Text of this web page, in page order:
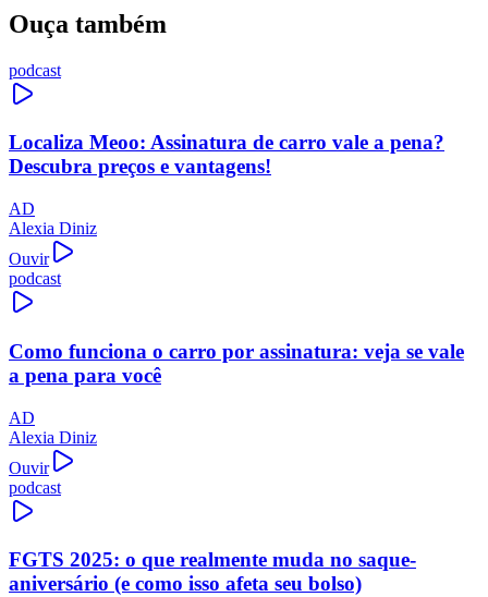
Ouça também
podcast
Localiza Meoo: Assinatura de carro vale a pena?
Descubra preços e vantagens!
AD
Alexia Diniz
Ouvir
podcast
Como funciona o carro por assinatura: veja se vale
a pena para você
AD
Alexia Diniz
Ouvir
podcast
FGTS 2025: o que realmente muda no saque-
aniversário (e como isso afeta seu bolso)